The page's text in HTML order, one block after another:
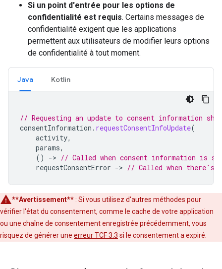
Si un point d'entrée pour les options de
confidentialité est requis. Certains messages de
confidentialité exigent que les applications
permettent aux utilisateurs de modifier leurs options
de confidentialité à tout moment.
Java Kotlin
// Requesting an update to consent information
consentInformation . requestConsentInfoUpdate(
activity,
params,
()
-> // Called when consent information is
requestConsentError -> // Called when there's
**Avertissement**: Si vous utilisez d'autres méthodes pour
vérifier l'état du consentement, comme le cache de votre application
ou une chaîne de consentement enregistrée précédemment, vous
risquez de générer une erreur TCF 3.3 si le consentement a expiré.